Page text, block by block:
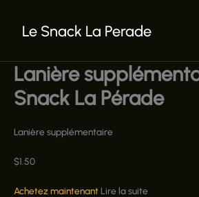
contenuLe Snack La Perade
Lanière
Snack La Pérade
Lanière supplémentaire
$1.50
Achetez maintenant Lire la suite